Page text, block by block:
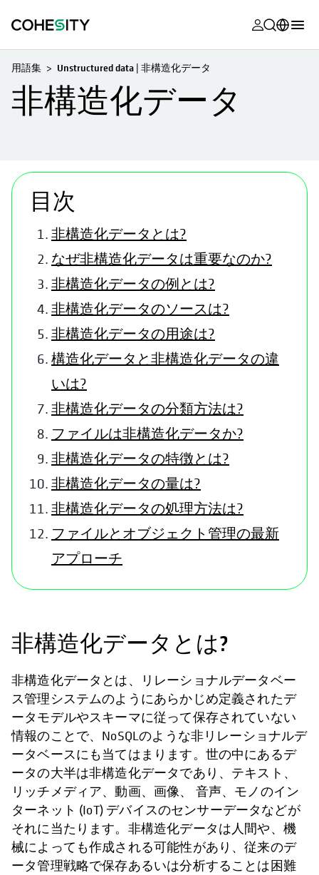
新しいタ
新しいタ
新しいタ
新しいタ
製品に関す
ドキュメ
新しいタ
新しいタ
Community
新しいタ
新しいタ
English (U.S.)
Deutsch (Germany)
Português (Brazil)
Español (Spain)
用語集 Unstructured data | 非構造化データ
非構造化データ
目次
非構造化データとは?
なぜ非構造化データは重要なのか?
非構造化データの例とは?
非構造化データのソースは?
非構造化データの用途は?
構造化データと非構造化データの違
いは?
非構造化データの分類方法は?
ファイルは非構造化データか?
非構造化データの特徴とは?
非構造化データの量は?
非構造化データの処理方法は?
ファイルとオブジェクト管理の最新
アプローチ
非構造化データとは?
非構造化データとは、リレーショナルデータベー
ス管理システムのようにあらかじめ定義されたデ
ータモデルやスキーマに従って保存されていない
情報のことで、NoSQLのような非リレーショナルデ
ータベースにも当てはまります。世の中にあるデ
ータの大半は非構造化データであり、テキスト、
リッチメディア、動画、画像、 音声、モノのイン
ターネット (IoT) デバイスのセンサーデータなどが
それに当たります。非構造化データは人間や、機
械によっても作成される可能性があり、従来のデ
ータ管理戦略で保存あるいは分析することは困難